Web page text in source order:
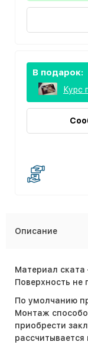
В подарок:
Курс
Описание
Материал
Поверхность не
По умолчанию
Монтаж
приобрести